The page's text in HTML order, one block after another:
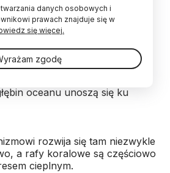
w Ameryce Środkowej,
a kwietniem, w wodach
pasaty wywołują
oceanu unoszą się ku
rozwija się tam niezwykle
a rafy koralowe są częściowo
cieplnym.
danych osobowych i
prawach znajduje się w
się więcej.
zgodę